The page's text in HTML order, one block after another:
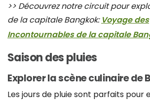
>> Découvrez notre circuit pour
de la capitale Bangkok: Voyage des
Incontournables de la capitale
Saison des pluies
Explorer la scène culinaire de
Les jours de pluie sont parfaits pour